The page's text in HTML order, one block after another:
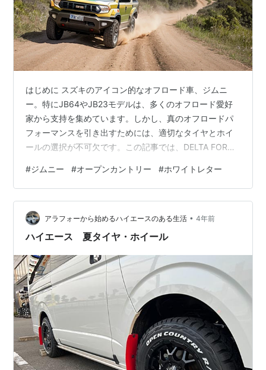
はじめに スズキのアイコン的なオフロード車、ジムニ
ー。特にJB64やJB23モデルは、多くのオフロード愛好
家から支持を集めています。しかし、真のオフロードパ
フォーマンスを引き出すためには、適切なタイヤとホイ
ールの選択が不可欠です。この記事では、DELTA FORCE
タイヤを組み合わせたセットについて詳しく紹介しま
す。 DELTA FORCE OVAL ホイール デザインと素材
DELTA FORCE OVALホイールは、オフロード用途に特化
したデザインが特徴です。マットブラックのフィニッシ
ュが施されており、ラフな雰囲…
#ジムニー #オープンカントリー #ホワイトレター
アラフォーから始めるハイエースのある生活 • 4年前
ハイエース 夏タイヤ・ホイール